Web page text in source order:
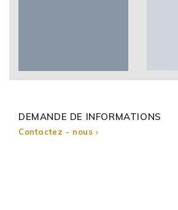
DEMANDE DE INFORMATIONS
Contactez - nous ›